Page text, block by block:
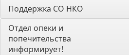
Поддержка СО НКО
Отдел опеки и
попечительства
информирует!